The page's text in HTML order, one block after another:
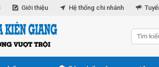
Giới thiệu Hệ thống chi nhánh